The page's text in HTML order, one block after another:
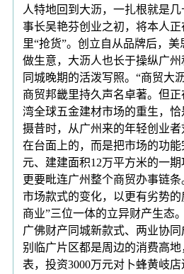
人特地回到大沥，一扎根就是
事长吴艳芬创业之初，将本人
里“抢货”。创立自从品牌后，
做生意，大沥人也长于操纵广
同城晚期的活泼写照。“商贸大
商贸邦畿里持久声名卓著。但
湾全球五金建材市场的重生，
摄昔时，从广州来的年轻创业
在台面上的，而是把市场的功
元、建建面积12万平方米的一
更要毗连广州整个商贸办事链
市场款式的变化，以更有劣势
商业”三位一体的立异财产生态
广佛财产同城新款式、两业协
别临广片区都是周边的消费高
表，投资3000万元对卜蜂黄岐